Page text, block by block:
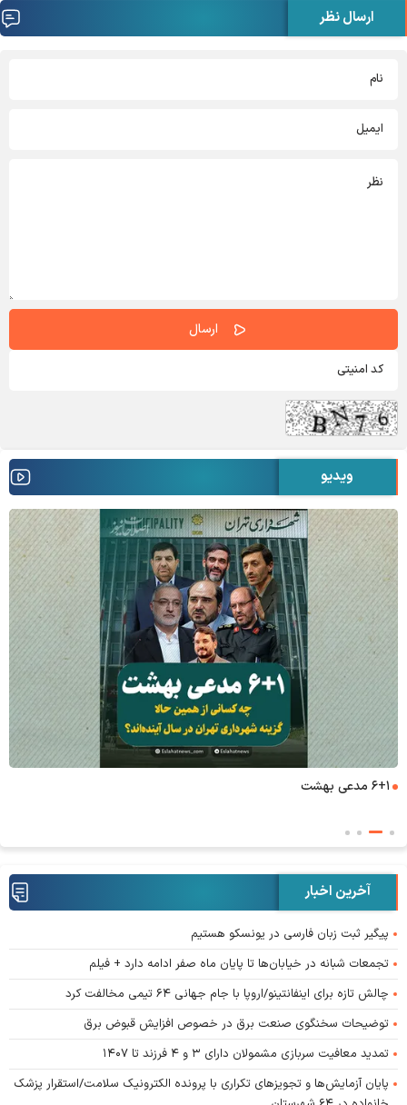
ارسال نظر
ویدیو
۶+۱ مدعی بهشت
آخرین اخبار
پیگیر ثبت زبان فارسی در یونسکو هستیم
تجمعات شبانه در خیابان‌ها تا پایان ماه صفر ادامه دارد + فیلم
چالش تازه برای اینفانتینو/اروپا با جام جهانی ۶۴ تیمی مخالفت کرد
توضیحات سخنگوی صنعت برق در خصوص افزایش قبوض برق
تمدید معافیت سربازی مشمولان دارای ۳ و ۴ فرزند تا ۱۴۰۷
پایان آزمایش‌ها و تجویز‌های تکراری با پرونده الکترونیک سلامت/استقرار پزشک